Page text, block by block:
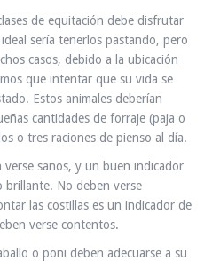
de equitación debe disfrutar
sería tenerlos pastando, pero
casos, debido a la ubicación
que intentar que su vida se
Estos animales deberían
cantidades de forraje (paja o
o tres raciones de pienso al día.
verse sanos, y un buen indicador
brillante. No deben verse
las costillas es un indicador de
verse contentos.
o poni deben adecuarse a su